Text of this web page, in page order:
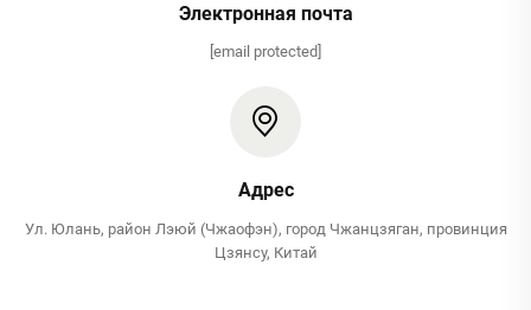
Электронная почта
[email protected]
Адрес
Ул. Юлань, район Лэюй (Чжаофэн), город Чжанцзяган, провинция
Цзянсу, Китай